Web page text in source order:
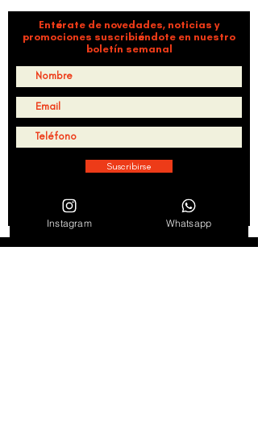
Entérate de novedades, noticias y
promociones suscribiéndote en nuestro
boletín semanal
Suscribirse
Al hacer clic en "Suscribirse" consideramos leídos y
aceptados los Términos de servicio y Políticas de
Privacidad
Instagram Whatsapp